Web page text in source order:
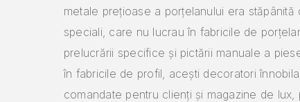
metale prețioase a porțelanului era stăpânită
speciali, care nu lucrau în fabricile de
prelucrării specifice și pictării manuale a
în fabricile de profil, acești decoratori
comandate pentru clienți și magazine de lux,